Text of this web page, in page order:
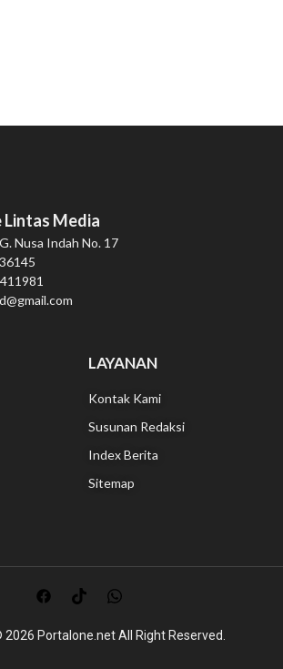
Media
Nusa Indah No. 17
LAYANAN
Kontak Kami
Susunan Redaksi
Index Berita
Sitemap
2026 Portalone.net All Right Reserved.